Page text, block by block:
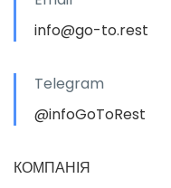
info@go-to.rest
Telegram
@infoGoToRest
КОМПАНІЯ